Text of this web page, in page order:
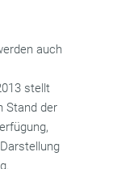
auch
stellt
Stand der